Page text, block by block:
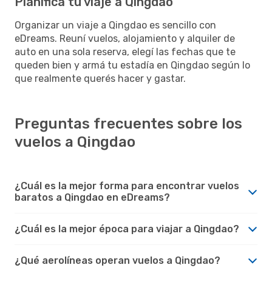
Organizar un viaje a Qingdao es sencillo con
eDreams. Reuní vuelos, alojamiento y alquiler de
auto en una sola reserva, elegí las fechas que te
queden bien y armá tu estadía en Qingdao según lo
que realmente querés hacer y gastar.
Preguntas frecuentes sobre los
vuelos a Qingdao
¿Cuál es la mejor forma para encontrar vuelos
baratos a Qingdao en eDreams?
¿Cuál es la mejor época para viajar a Qingdao?
¿Qué aerolíneas operan vuelos a Qingdao?